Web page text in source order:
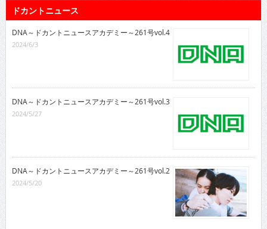
ドカントニュース
DNA～ドカントニュースアカデミー～261号vol.4
2024/6/3
DNA～ドカントニュースアカデミー～261号vol.3
2024/5/27
DNA～ドカントニュースアカデミー～261号vol.2
2024/5/20